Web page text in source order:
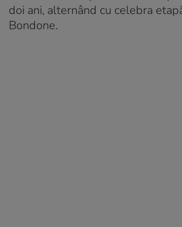
doi ani, alternând cu celebra
Bondone.